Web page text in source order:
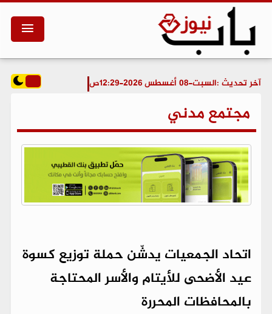
آخر تحديث :السبت-08 أغسطس 2026-12:29ص
مجتمع مدني
اتحاد الجمعيات يدشّن حملة توزيع كسوة
عيد الأضحى للأيتام والأسر المحتاجة
بالمحافظات المحررة